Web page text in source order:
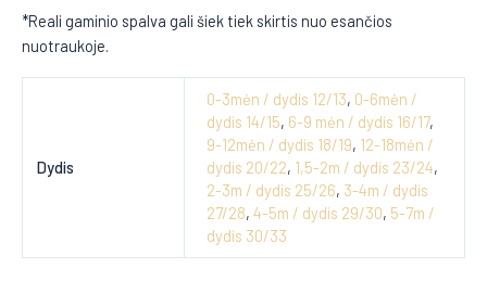
*Reali gaminio spalva gali šiek tiek skirtis nuo esančios
nuotraukoje.
Dydis
0-3mėn / dydis 12/13, 0-6mėn /
dydis 14/15, 6-9 mėn / dydis 16/17,
9-12mėn / dydis 18/19, 12-18mėn /
dydis 20/22, 1,5-2m / dydis 23/24,
2-3m / dydis 25/26, 3-4m / dydis
27/28, 4-5m / dydis 29/30, 5-7m /
dydis 30/33